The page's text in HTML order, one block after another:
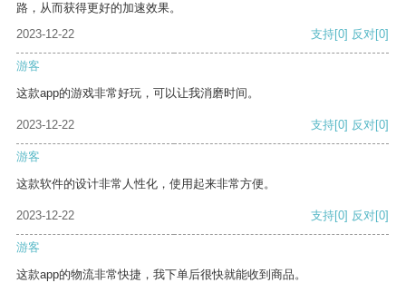
路，从而获得更好的加速效果。
2023-12-22
支持[0] 反对[0]
游客
这款app的游戏非常好玩，可以让我消磨时间。
2023-12-22 支持[0] 反对[0]
游客
这款软件的设计非常人性化，使用起来非常方便。
2023-12-22 支持[0] 反对[0]
游客
这款app的物流非常快捷，我下单后很快就能收到商品。